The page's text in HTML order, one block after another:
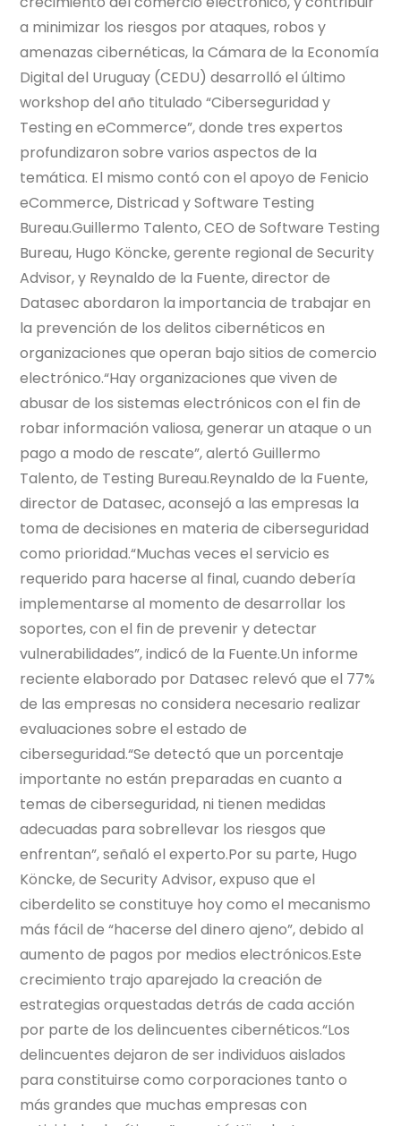
a minimizar los riesgos por ataques, robos y
amenazas cibernéticas, la Cámara de la Economía
Digital del Uruguay (CEDU) desarrolló el último
workshop del año titulado “Ciberseguridad y
Testing en eCommerce”, donde tres expertos
profundizaron sobre varios aspectos de la
temática. El mismo contó con el apoyo de Fenicio
eCommerce, Districad y Software Testing
Bureau.Guillermo Talento, CEO de Software Testing
Bureau, Hugo Köncke, gerente regional de Security
Advisor, y Reynaldo de la Fuente, director de
Datasec abordaron la importancia de trabajar en
la prevención de los delitos cibernéticos en
organizaciones que operan bajo sitios de comercio
electrónico.“Hay organizaciones que viven de
abusar de los sistemas electrónicos con el fin de
robar información valiosa, generar un ataque o un
pago a modo de rescate”, alertó Guillermo
Talento, de Testing Bureau.Reynaldo de la Fuente,
director de Datasec, aconsejó a las empresas la
toma de decisiones en materia de ciberseguridad
como prioridad.“Muchas veces el servicio es
requerido para hacerse al final, cuando debería
implementarse al momento de desarrollar los
soportes, con el fin de prevenir y detectar
vulnerabilidades”, indicó de la Fuente.Un informe
reciente elaborado por Datasec relevó que el 77%
de las empresas no considera necesario realizar
evaluaciones sobre el estado de
ciberseguridad.“Se detectó que un porcentaje
importante no están preparadas en cuanto a
temas de ciberseguridad, ni tienen medidas
adecuadas para sobrellevar los riesgos que
enfrentan”, señaló el experto.Por su parte, Hugo
Köncke, de Security Advisor, expuso que el
ciberdelito se constituye hoy como el mecanismo
más fácil de “hacerse del dinero ajeno”, debido al
aumento de pagos por medios electrónicos.Este
crecimiento trajo aparejado la creación de
estrategias orquestadas detrás de cada acción
por parte de los delincuentes cibernéticos.“Los
delincuentes dejaron de ser individuos aislados
para constituirse como corporaciones tanto o
más grandes que muchas empresas con